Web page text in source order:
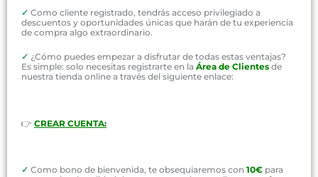
✓ Como cliente registrado, tendrás acceso privilegiado a
descuentos y oportunidades únicas que harán de tu experiencia
de compra algo extraordinario.
✓ ¿Cómo puedes empezar a disfrutar de todas estas ventajas?
Es simple: solo necesitas registrarte en la Área de Clientes de
nuestra tienda online a través del siguiente enlace:
👉 CREAR CUENTA:
✓ Como bono de bienvenida, te obsequiaremos con 10€ para